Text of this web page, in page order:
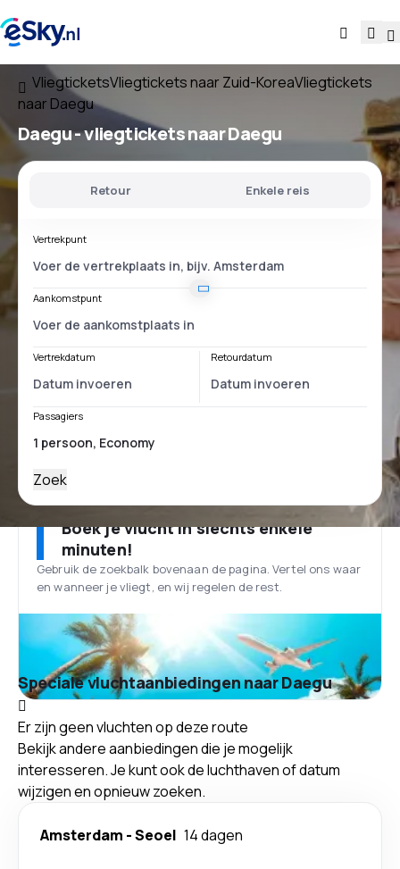
VliegticketsVliegtickets naar Zuid-KoreaVliegtickets
naar Daegu
Daegu - vliegtickets naar Daegu
Retour Enkele reis
Vertrekpunt
Aankomstpunt
Vertrekdatum Retourdatum
Passagiers
Zoek
Boek je vlucht in slechts enkele
minuten!
Gebruik de zoekbalk bovenaan de pagina. Vertel ons waar
en wanneer je vliegt, en wij regelen de rest.
Speciale vluchtaanbiedingen naar Daegu
Er zijn geen vluchten op deze route
Bekijk andere aanbiedingen die je mogelijk
interesseren. Je kunt ook de luchthaven of datum
wijzigen en opnieuw zoeken.
Amsterdam -Seoel 14 dagen